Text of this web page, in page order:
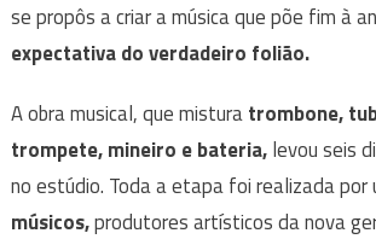
se propôs a criar a música que põe fim à
expectativa do verdadeiro folião.
A obra musical, que misturatrombone,
trompete, mineiro e bateria,levou seis
no estúdio. Toda a etapa foi realizada por
músicos,produtores artísticos da nova